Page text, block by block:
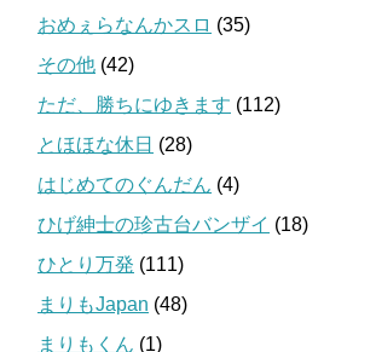
おめぇらなんかスロ (35)
その他 (42)
ただ、勝ちにゆきます (112)
とほほな休日 (28)
はじめてのぐんだん (4)
ひげ紳士の珍古台バンザイ (18)
ひとり万発 (111)
まりもJapan (48)
まりもくん (1)